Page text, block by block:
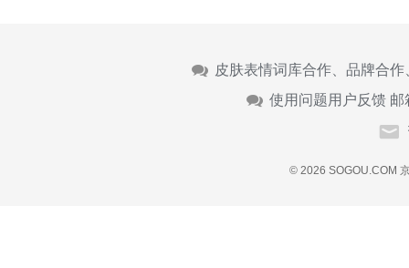
皮肤表情词库合作、品牌合
使用问题用户反馈 邮
© 2026 SOGOU.COM